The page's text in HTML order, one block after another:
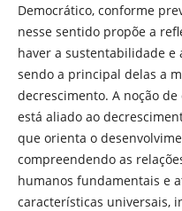
Democrático, conforme
nesse sentido propõe a
haver a sustentabilidade e
sendo a principal delas a
decrescimento. A noção
está aliado ao
que orienta o
compreendendo as
humanos fundamentais e
características universais,